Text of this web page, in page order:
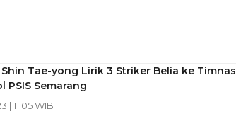
Tae-yong Lirik 3 Striker Belia ke Timnas
PSIS Semarang
| 11:05 WIB